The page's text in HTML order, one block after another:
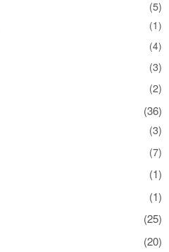
(5)
(1)
(4)
(3)
(2)
(36)
(3)
(7)
(1)
(1)
(25)
(20)